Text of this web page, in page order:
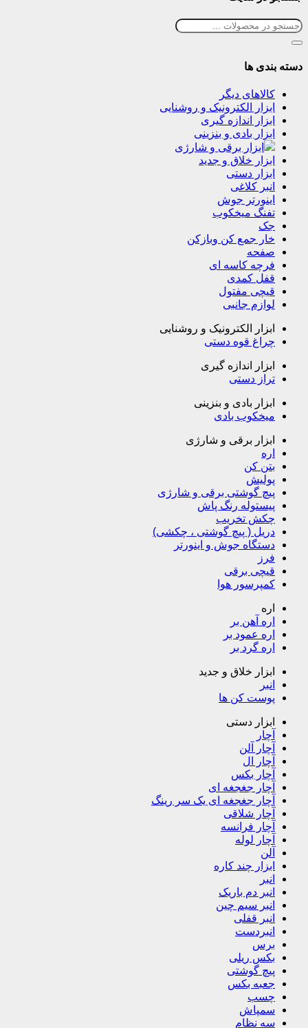
دسته بندی ها
کالاهای دیگر
ابزار الکترونیک و روشنایی
ابزار اندازه گیری
ابزار بادی و بنزینی
ابزار برقی و شارژی
ابزار خلاق و جدید
ابزار دستی
انبر کلاغی
اینورتر جوش
تفنگ میخکوب
جک
خار جمع کن وبازکن
صفحه
فرچه کاسه ای
قفل کمدی
قیچی مفتول
لوازم جانبی
ابزار الکترونیک و روشنایی
چراغ قوه دستی
ابزار اندازه گیری
تراز دستی
ابزار بادی و بنزینی
میخکوب بادی
ابزار برقی و شارژی
اره
بتن کن
پولیش
پیچ گوشتی برقی و شارژی
پیستوله رنگ پاش
چکش تخریب
دریل ( پیچ گوشتی ، چکشی)
دستگاه جوش و اینورتر
فرز
قیچی برقی
کمپرسور هوا
اره
اره آهن بر
اره عمود بر
اره گرد بر
ابزار خلاق و جدید
انبر
پوست کن ها
ابزار دستی
آچار
آچار آلن
آچار ال
آچار بکس
آچار جغجغه ای
آچار جغجغه ای یک سر رینگ
آچار شلاقی
آچار فرانسه
آچار لوله
آلن
ابزار چند کاره
انبر
انبر دم باریک
انبر سیم چین
انبر قفلی
انبردست
برس
بکس ریلی
پیچ گوشتی
جعبه بکس
چسب
سمپاش
سه نظام